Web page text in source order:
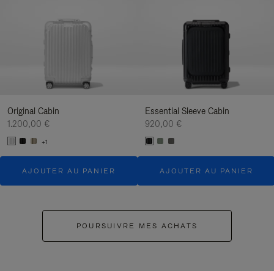
Original Cabin
1.200,00 €
+1
AJOUTER AU PANIER
Essential Sleeve Cabin
920,00 €
AJOUTER AU PANIER
POURSUIVRE MES ACHATS